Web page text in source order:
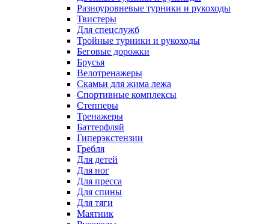
Разноуровневые турники и рукоходы
Твистеры
Для спецслужб
Тройные турники и рукоходы
Беговые дорожки
Брусья
Велотренажеры
Скамьи для жима лежа
Спортивные комплексы
Степперы
Тренажеры
Баттерфляй
Гиперэкстензии
Гребля
Для детей
Для ног
Для пресса
Для спины
Для тяги
Маятник